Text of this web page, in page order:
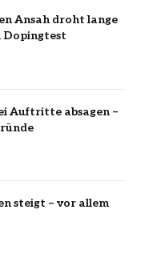
Ansah droht lange
Dopingtest
Auftritte absagen –
steigt – vor allem